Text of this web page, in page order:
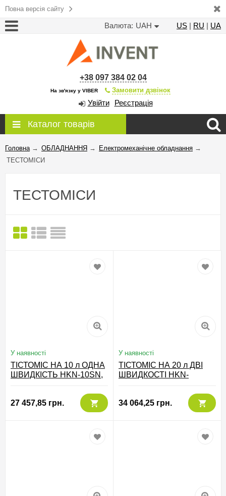
Повна версія сайту
Валюта: UAH US | RU | UA
+38 097 384 02 04
На зв'язку у VIBER Замовити дзвінок
Увійти Реєстрація
Каталог товарів
Головна → ОБЛАДНАННЯ → Електромеханічне обладнання →
ТЕСТОМІСИ
ТЕСТОМІСИ
У наявності
ТІСТОМІС НА 10 л ОДНА
ШВИДКІСТЬ HKN-10SN,
27 457,85 грн.
У наявності
ТІСТОМІС НА 20 л ДВІ
ШВИДКОСТІ HKN-
34 064,25 грн.